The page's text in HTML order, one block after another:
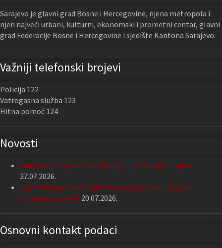
Sarajevo je glavni grad Bosne i Hercegovine, njena metropola i
njen najveći urbani, kulturni, ekonomski i prometni centar, glavni
grad Federacije Bosne i Hercegovine i sjedište Kantona Sarajevo.
Važniji telefonski brojevi
Policija 122
Vatrogasna služba 123
Hitna pomoć 124
Novosti
Održana 13. sjednica Gradskog vijeća Grada Sarajeva
27.07.2026.
Nastavak podrške Grada Sarajeva Udruženju slijepih
Kantona Sarajevo 20.07.2026.
Osnovni kontakt podaci